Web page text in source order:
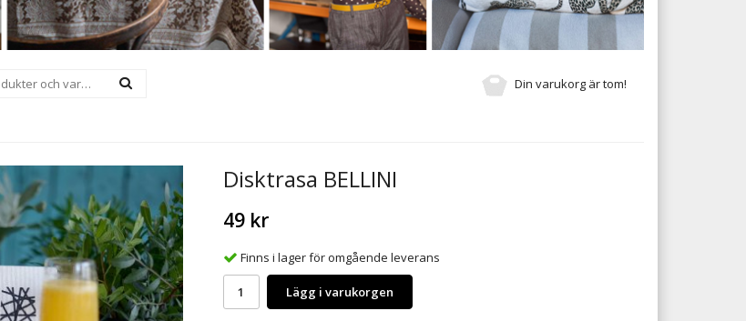
Din varukorg är tom!
Disktrasa BELLINI
49 kr
Finns i lager för omgående leverans
Lägg i varukorgen